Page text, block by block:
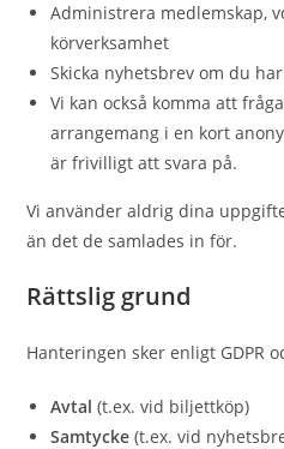
Administrera medlemskap,
körverksamhet
Skicka nyhetsbrev om du
Vi kan också komma att
arrangemang i en kort
är frivilligt att svara på.
Vi använder aldrig dina
än det de samlades in för.
Rättslig grund
Hanteringen sker enligt GDPR
Avtal (t.ex. vid biljettköp)
Samtycke (t.ex. vid